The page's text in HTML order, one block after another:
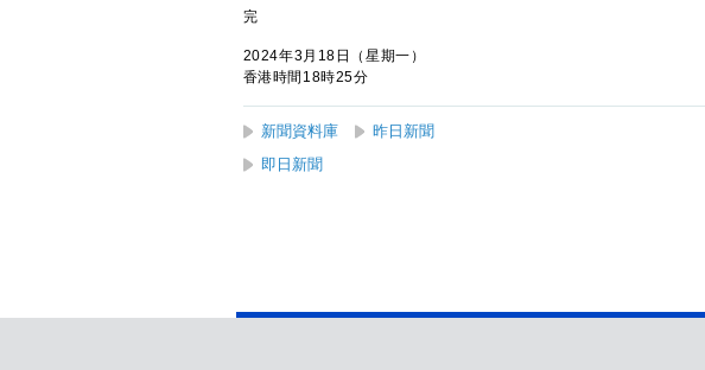
完
2024年3月18日（星期一）
香港時間18時25分
新聞資料庫 昨日新聞
即日新聞